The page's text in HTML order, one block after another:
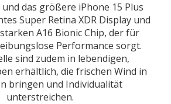
und das größere iPhone 15 Plus
Super Retina XDR Display und
A16 Bionic Chip, der für
Performance sorgt.
sind zudem in lebendigen,
erhältlich, die frischen Wind in
bringen und Individualität
unterstreichen.